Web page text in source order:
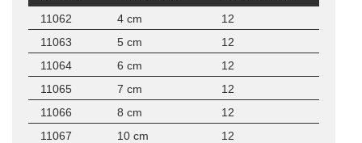
11062
4 cm
12
11063
5 cm
12
11064
6 cm
12
11065
7 cm
12
11066
8 cm
12
11067
10 cm
12